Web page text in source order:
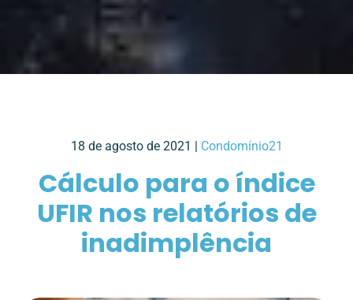
18 de agosto de 2021 | Condomínio21
Cálculo para o índice
UFIR nos relatórios de
inadimplência